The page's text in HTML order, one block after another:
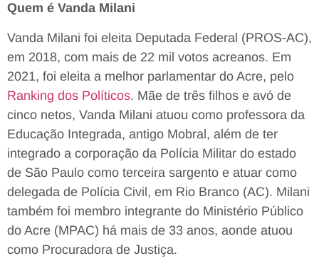
Quem é Vanda Milani
Vanda Milani foi eleita Deputada Federal (PROS-AC),
em 2018, com mais de 22 mil votos acreanos. Em
2021, foi eleita a melhor parlamentar do Acre, pelo
Ranking dos Políticos. Mãe de três filhos e avó de
cinco netos, Vanda Milani atuou como professora da
Educação Integrada, antigo Mobral, além de ter
integrado a corporação da Polícia Militar do estado
de São Paulo como terceira sargento e atuar como
delegada de Polícia Civil, em Rio Branco (AC). Milani
também foi membro integrante do Ministério Público
do Acre (MPAC) há mais de 33 anos, aonde atuou
como Procuradora de Justiça.